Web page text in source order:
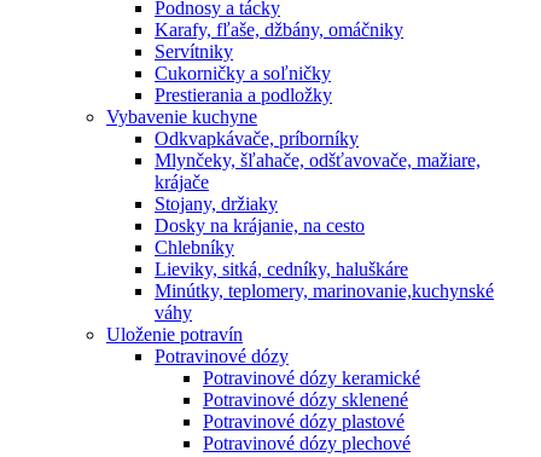
Podnosy a tácky
Karafy, fľaše, džbány, omáčniky
Servítniky
Cukorničky a soľničky
Prestierania a podložky
Vybavenie kuchyne
Odkvapkávače, príborníky
Mlynčeky, šľahače, odšťavovače, mažiare,
krájače
Stojany, držiaky
Dosky na krájanie, na cesto
Chlebníky
Lieviky, sitká, cedníky, haluškáre
Minútky, teplomery, marinovanie,kuchynské
váhy
Uloženie potravín
Potravinové dózy
Potravinové dózy keramické
Potravinové dózy sklenené
Potravinové dózy plastové
Potravinové dózy plechové